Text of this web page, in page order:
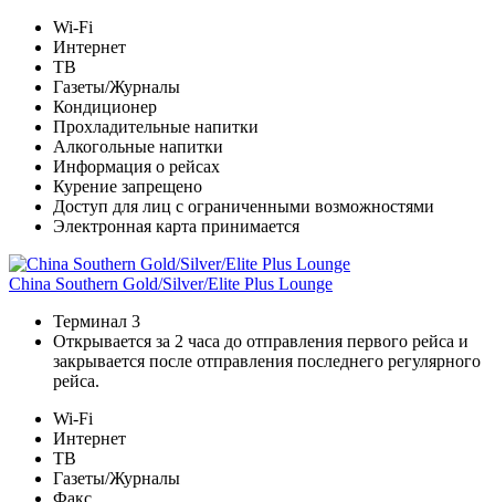
Wi-Fi
Интернет
ТВ
Газеты/Журналы
Кондиционер
Прохладительные напитки
Алкогольные напитки
Информация о рейсах
Курение запрещено
Доступ для лиц с ограниченными возможностями
Электронная карта принимается
China Southern Gold/Silver/Elite Plus Lounge
Терминал 3
Открывается за 2 часа до отправления первого рейса и
закрывается после отправления последнего регулярного
рейса.
Wi-Fi
Интернет
ТВ
Газеты/Журналы
Факс